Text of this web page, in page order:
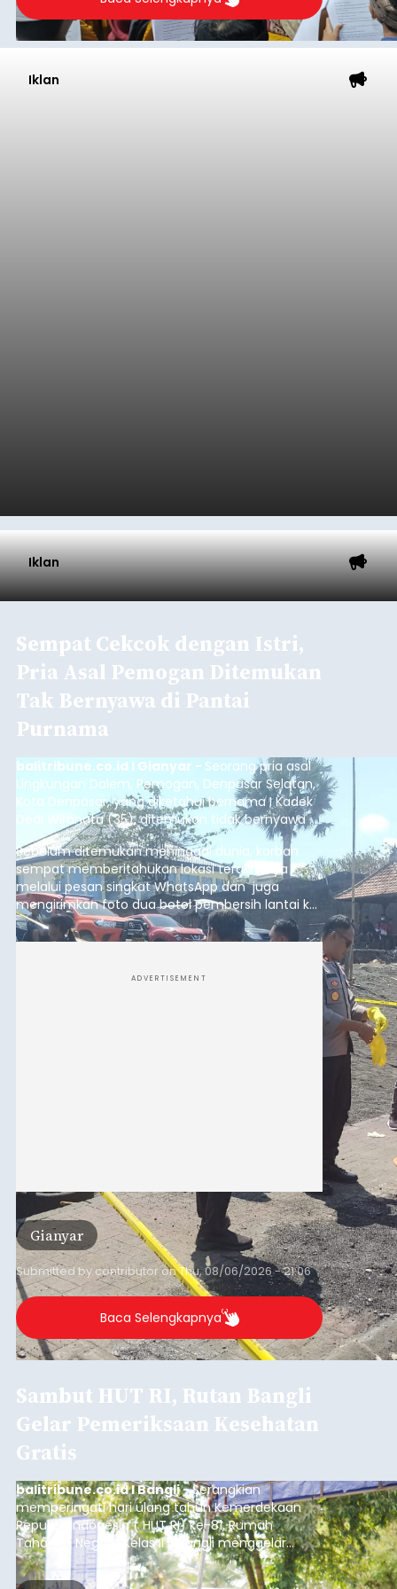
Iklan
Iklan
Pria Asal Pemogan Ditemukan
Tak Bernyawa di Pantai
Purnama
balitribune.co.id I Gianyar -Seorang pria asal
Lingkungan Dalem, Pemogan, Denpasar Selatan,
Kota Denpasar, yang diketahui bernama I Kadek
Dedi Wiranata (35), ditemukan tidak bernyawa di
sempat memberitahukan lokasi terakhirnya
melalui pesan singkat WhatsApp dan juga
mengirimkan foto dua botol pembersih lantai ke
istrinya.
ADVERTISEMENT